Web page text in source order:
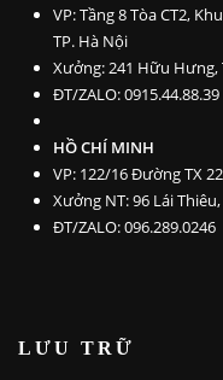
VP: Tầng 8 Tòa CT2,
TP. Hà Nội
Xưởng: 241 Hữu Hưng,
ĐT/ZALO: 0915.44.88.39
HỒ CHÍ MINH
VP: 122/16 Đường TX
Xưởng NT: 96 Lái
ĐT/ZALO: 096.289.0246
LƯU TRỮ